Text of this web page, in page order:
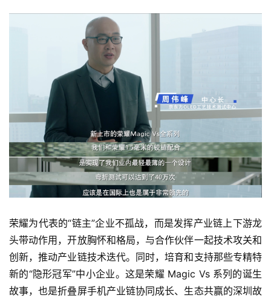
吉
荣耀为代表的“链主”企业不孤战，而是发挥产业链上下游龙
头带动作用，开放胸怀和格局，与合作伙伴一起技术攻关和
创新，推动产业链技术迭代。同时，培育和支持那些专精特
新的“隐形冠军”中小企业。这是荣耀 Magic Vs 系列的诞生
故事，也是折叠屏手机产业链协同成长、生态共赢的深圳故